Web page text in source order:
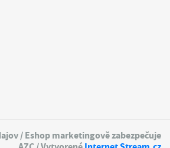
/ Eshop marketingově zabezpečuje